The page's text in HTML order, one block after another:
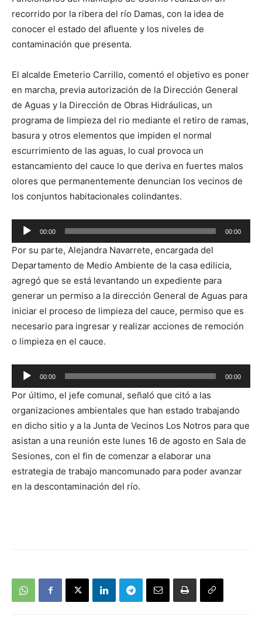
recorrido por la ribera del río Damas, con la idea de
conocer el estado del afluente y los niveles de
contaminación que presenta.
El alcalde Emeterio Carrillo, comentó el objetivo es poner
en marcha, previa autorización de la Dirección General
de Aguas y la Dirección de Obras Hidráulicas, un
programa de limpieza del rio mediante el retiro de ramas,
basura y otros elementos que impiden el normal
escurrimiento de las aguas, lo cual provoca un
estancamiento del cauce lo que deriva en fuertes malos
olores que permanentemente denuncian los vecinos de
los conjuntos habitacionales colindantes.
Reproductor
de
audio
00:00 00:00
Por su parte, Alejandra Navarrete, encargada del
Departamento de Medio Ambiente de la casa edilicia,
agregó que se está levantando un expediente para
generar un permiso a la dirección General de Aguas para
iniciar el proceso de limpieza del cauce, permiso que es
necesario para ingresar y realizar acciones de remoción
o limpieza en el cauce.
Reproductor
de
audio
00:00 00:00
Por último, el jefe comunal, señaló que citó a las
organizaciones ambientales que han estado trabajando
en dicho sitio y a la Junta de Vecinos Los Notros para que
asistan a una reunión este lunes 16 de agosto en Sala de
Sesiones, con el fin de comenzar a elaborar una
estrategia de trabajo mancomunado para poder avanzar
en la descontaminación del río.